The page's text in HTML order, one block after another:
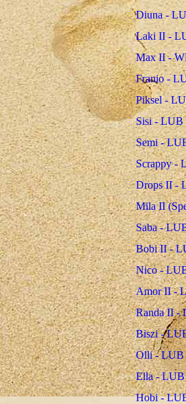
Diuna -
Laki II -
Max II -
Franio -
Piksel -
Sisi - LUB
Semi -
Scrappy -
Drops II -
Mila II
Saba -
Bobi II -
Nico -
Amor II -
Randa II -
Biszi -
Olli - LUB
Ella - LUB
Hobi -